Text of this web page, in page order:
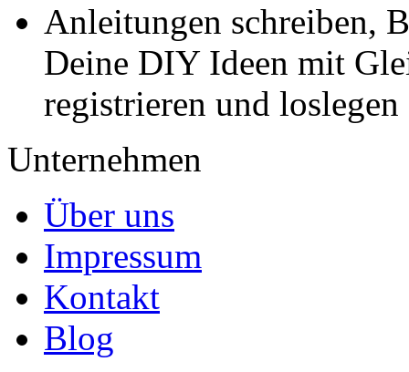
Anleitungen schreiben,
Deine DIY Ideen mit
registrieren und loslegen
Unternehmen
Über uns
Impressum
Kontakt
Blog